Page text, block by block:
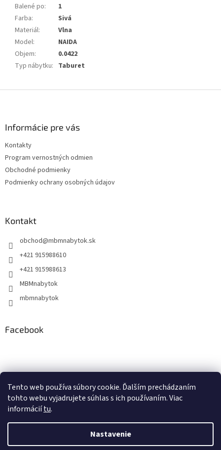
Tento web používa súbory cookie. Ďalším prechádzaním
tohto webu vyjadrujete súhlas s ich používaním. Viac
informáciítu.
Nastavenie
Balené po:
1
Farba:
Sivá
Materiál:
Vlna
Model:
NAIDA
Objem:
0.0422
Typ nábytku: Taburet
Informácie pre vás
Kontakty
Program vernostných odmien
Obchodné podmienky
Podmienky ochrany osobných údajov
Kontakt
obchod@mbmnabytok.sk
+421 915988610
+421 915988613
MBMnabytok
mbmnabytok
Facebook
Nákupný košík
0KS / €0
Vytvoril Shoptet &